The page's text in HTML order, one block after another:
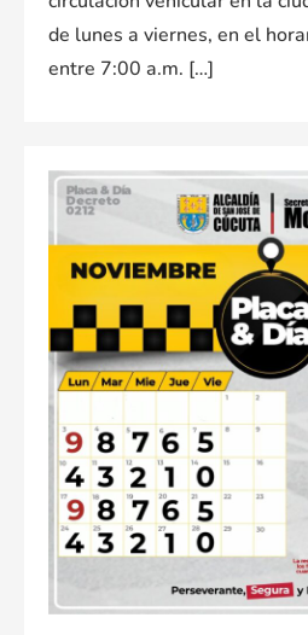
de lunes a viernes, en el
entre 7:00 a.m. […]